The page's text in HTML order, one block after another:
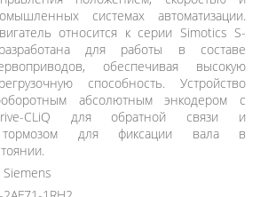
системах автоматизации.
относится к серии Simotics S-
для работы в составе
обеспечивая высокую
способность. Устройство
абсолютным энкодером с
CLiQ для обратной связи и
тормозом для фиксации вала в
Siemens